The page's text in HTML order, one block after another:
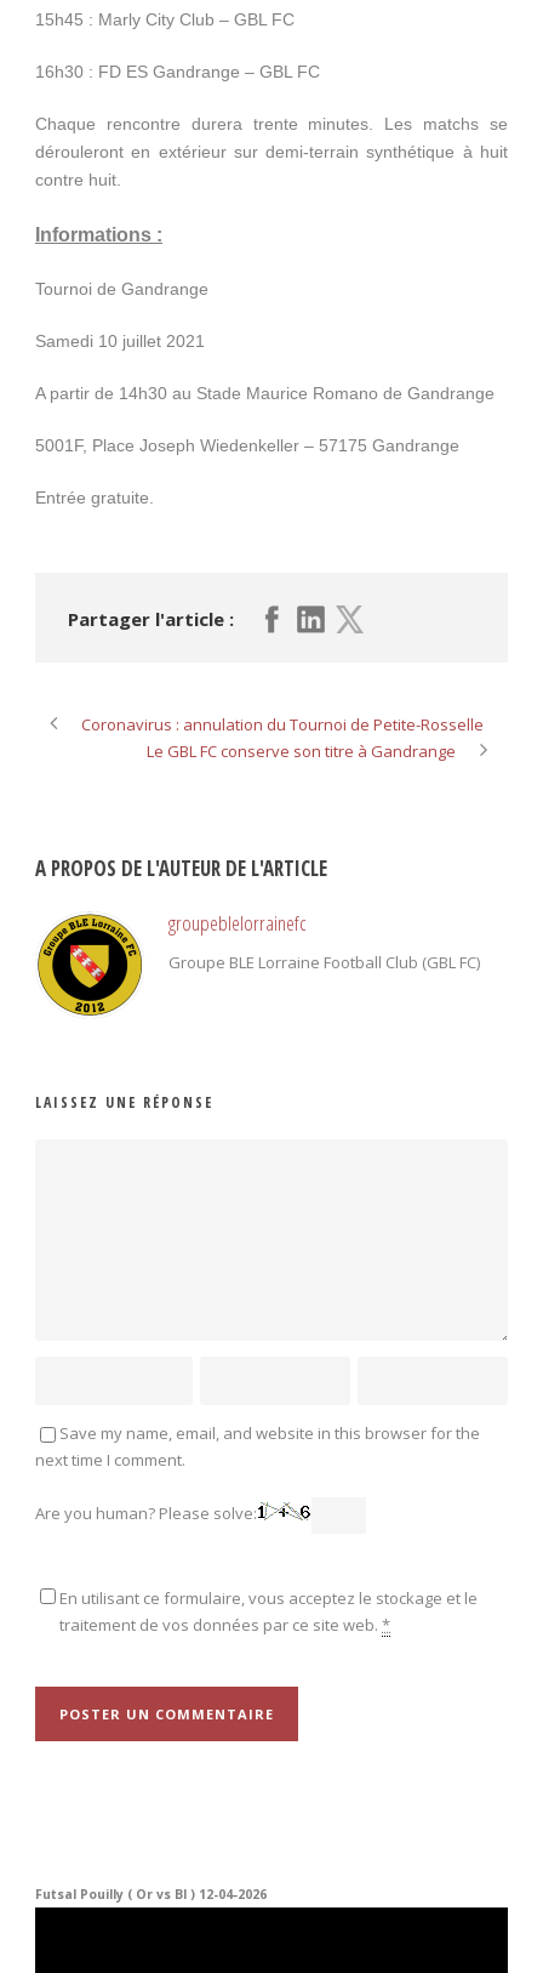
15h45 : Marly City Club – GBL FC
16h30 : FD ES Gandrange – GBL FC
Chaque rencontre durera trente minutes. Les matchs se
dérouleront en extérieur sur demi-terrain synthétique à huit
contre huit.
Informations :
Tournoi de Gandrange
Samedi 10 juillet 2021
A partir de 14h30 au Stade Maurice Romano de Gandrange
5001F, Place Joseph Wiedenkeller – 57175 Gandrange
Entrée gratuite.
Partager l'article :
Coronavirus : annulation du Tournoi de Petite-Rosselle
Le GBL FC conserve son titre à Gandrange
A PROPOS DE L'AUTEUR DE L'ARTICLE
groupeblelorrainefc
Groupe BLE Lorraine Football Club (GBL FC)
LAISSEZ UNE RÉPONSE
Save my name, email, and website in this browser for the
next time I comment.
Are you human? Please solve:
En utilisant ce formulaire, vous acceptez le stockage et le
traitement de vos données par ce site web. *
Futsal Pouilly ( Or vs Bl ) 12-04-2026